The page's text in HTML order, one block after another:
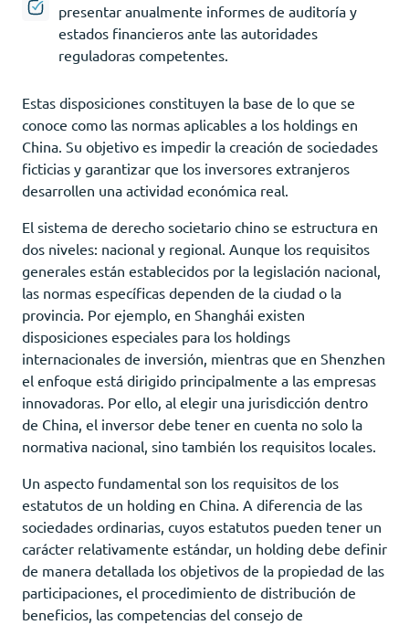
presentar anualmente informes de auditoría y
estados financieros ante las autoridades
reguladoras competentes.
Estas disposiciones constituyen la base de lo que se
conoce como las normas aplicables a los holdings en
China. Su objetivo es impedir la creación de sociedades
ficticias y garantizar que los inversores extranjeros
desarrollen una actividad económica real.
El sistema de derecho societario chino se estructura en
dos niveles: nacional y regional. Aunque los requisitos
generales están establecidos por la legislación nacional,
las normas específicas dependen de la ciudad o la
provincia. Por ejemplo, en Shanghái existen
disposiciones especiales para los holdings
internacionales de inversión, mientras que en Shenzhen
el enfoque está dirigido principalmente a las empresas
innovadoras. Por ello, al elegir una jurisdicción dentro
de China, el inversor debe tener en cuenta no solo la
normativa nacional, sino también los requisitos locales.
Un aspecto fundamental son los requisitos de los
estatutos de un holding en China. A diferencia de las
sociedades ordinarias, cuyos estatutos pueden tener un
carácter relativamente estándar, un holding debe definir
de manera detallada los objetivos de la propiedad de las
participaciones, el procedimiento de distribución de
beneficios, las competencias del consejo de